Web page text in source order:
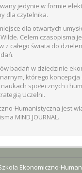
jedynie w formie
dla czytelnika.
dla otwartych
Celem czasopisma
z całego świata do
badań w dziedzinie
którego koncepcja
społecznych i
Uczelni.
Humanistyczna jest
MIND JOURNAL.
Ekonomiczno-